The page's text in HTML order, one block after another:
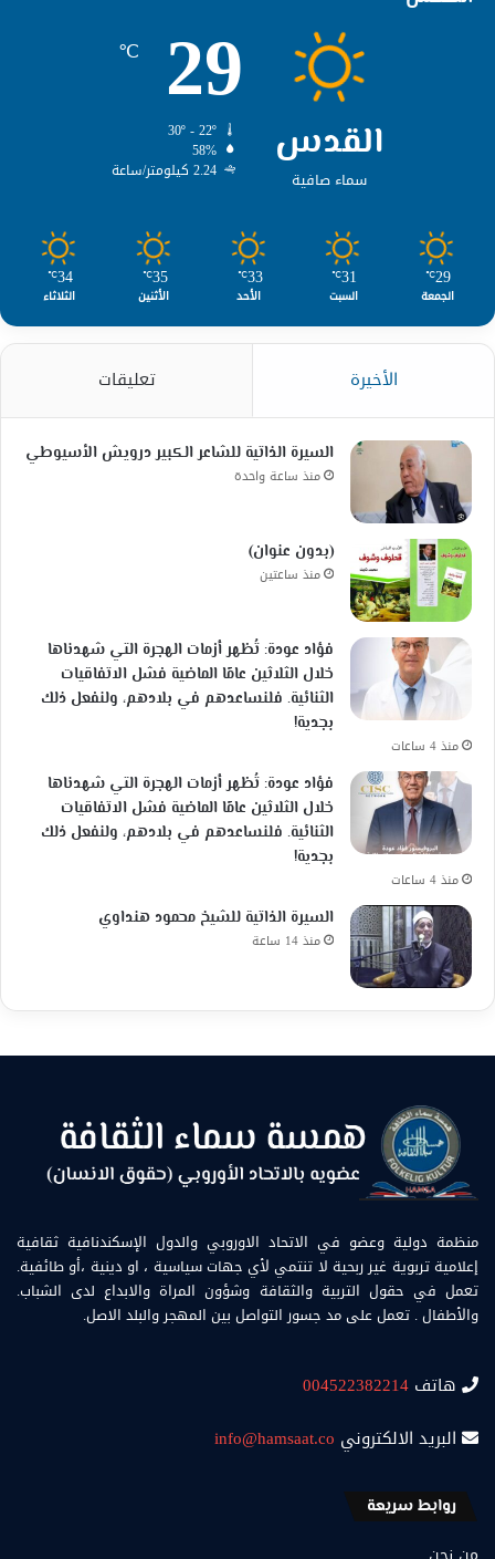
القدس
سماء صافية
29
℃
58%
2.24 كيلومتر/ساعة
29
℃
الجمعة
31
℃
السبت
33
℃
الأحد
35
℃
الأثنين
34
℃
الثلاثاء
الأخيرة تعليقات
السيرة الذاتية للشاعر الكبير درويش الأسيوطي
منذ ساعة واحدة
(بدون عنوان)
منذ ساعتين
فؤاد عودة: تُظهر أزمات الهجرة التي شهدناها
خلال الثلاثين عامًا الماضية فشل الاتفاقيات
الثنائية. فلنساعدهم في بلادهم، ولنفعل ذلك
بجدية!
منذ 4 ساعات
فؤاد عودة: تُظهر أزمات الهجرة التي شهدناها
خلال الثلاثين عامًا الماضية فشل الاتفاقيات
الثنائية. فلنساعدهم في بلادهم، ولنفعل ذلك
بجدية!
منذ 4 ساعات
السيرة الذاتية للشيخ محمود هنداوي
منذ 14 ساعة
منظمة دولية وعضو في الاتحاد الاوروبي والدول الإسكندنافية ثقافية
إعلامية تربوية غير ربحية لا تنتمي لأي جهات سياسية ، او دينية ،أو طائفية.
تعمل في حقول التربية والثقافة وشؤون المراة والابداع لدى الشباب.
والأطفال . تعمل على مد جسور التواصل بين المهجر والبلد الاصل.
هاتف 004522382214
البريد الالكتروني info@hamsaat.co
روابط سريعة